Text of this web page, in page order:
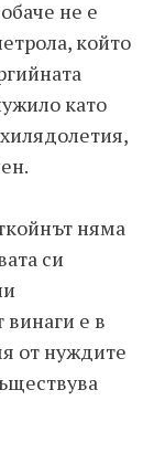
не е
който
като
няма
си
е в
от нуждите